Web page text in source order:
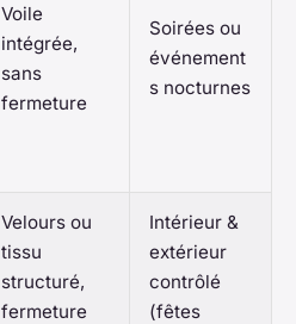
Voile
intégrée,
sans
fermeture
Soirées ou
événement
s nocturnes
Velours ou
tissu
structuré,
fermeture
Intérieur &
extérieur
contrôlé
(fêtes